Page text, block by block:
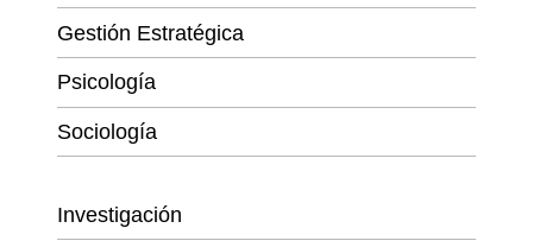
Gestión Estratégica
Psicología
Sociología
Investigación